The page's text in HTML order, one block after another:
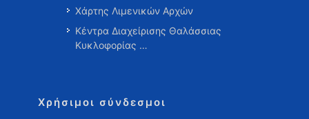
Χάρτης Λιμενικών Αρχών
Κέντρα Διαχείρισης Θαλάσσιας
Κυκλοφορίας …
Χρήσιμοι σύνδεσμοι